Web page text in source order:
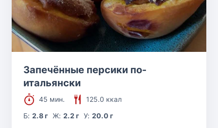
Запечённые персики по-
итальянски
45 мин.
125.0 ккал
Б:2.8 г Ж: 2.2 г У: 20.0 г